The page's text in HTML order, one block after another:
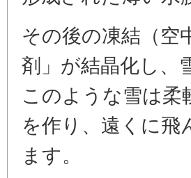
その後の凍結（空
剤」が結晶化し、
このような雪は
を作り、遠くに
ます。